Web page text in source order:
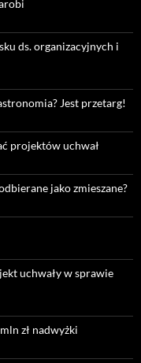
ds. organizacyjnych i
Jest przetarg!
projektów uchwał
jako zmieszane?
uchwały w sprawie
zł nadwyżki